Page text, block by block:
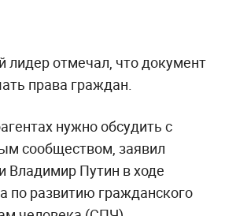
лидер отмечал, что документ
права граждан.
нужно обсудить с
сообществом, заявил
Владимир Путин в ходе
по развитию гражданского